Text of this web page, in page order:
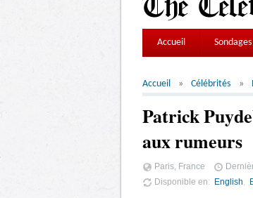
Accueil Sondages
Accueil Célébrités
Patrick
aux rumeurs
Paris, France
Disponible en
English